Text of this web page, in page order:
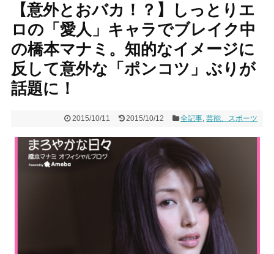
【意外とおバカ！？】しっとりエ
ロの「愛人」キャラでブレイク中
の橋本マナミ。知的なイメージに
反して意外な「ポンコツ」ぶりが
話題に！
2015/10/11 2015/10/12 全記事,芸能、スポーツ